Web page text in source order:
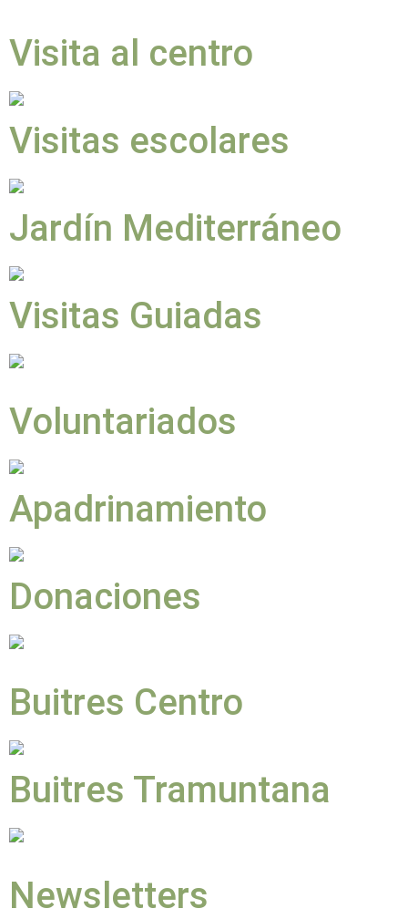
Visita al centro
Visitas escolares
Jardín Mediterráneo
Visitas Guiadas
Voluntariados
Apadrinamiento
Donaciones
Buitres Centro
Buitres Tramuntana
Newsletters